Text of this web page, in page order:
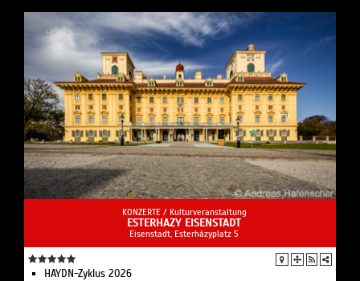
KONZERTE / Kulturveranstaltung
ESTERHAZY EISENSTADT
Eisenstadt, Esterházyplatz 5
HAYDN-Zyklus 2026